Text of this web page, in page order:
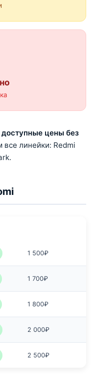
цены без
все линейки: Redmi
1 500₽
1 700₽
1 800₽
2 000₽
2 500₽